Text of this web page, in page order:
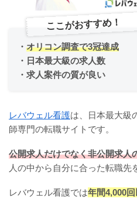
ここがおすすめ！
・ オリコン調査で3冠達成
・日本最大級の求人数
・求人案件の質が良い
レバウェル看護は、日本最大級
師専門の転職サイトです。
公開求人だけでなく非公開求人
人の中から自分に合った転職先
レバウェル看護では年間4,000